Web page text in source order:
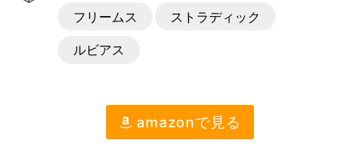
フリームス ストラディック
ルビアス
amazonで見る